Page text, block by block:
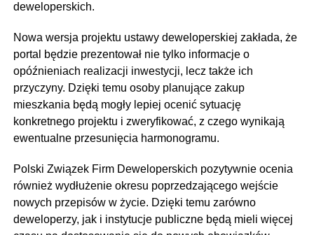
deweloperskich.
Nowa wersja projektu ustawy deweloperskiej zakłada, że
portal będzie prezentował nie tylko informacje o
opóźnieniach realizacji inwestycji, lecz także ich
przyczyny. Dzięki temu osoby planujące zakup
mieszkania będą mogły lepiej ocenić sytuację
konkretnego projektu i zweryfikować, z czego wynikają
ewentualne przesunięcia harmonogramu.
Polski Związek Firm Deweloperskich pozytywnie ocenia
również wydłużenie okresu poprzedzającego wejście
nowych przepisów w życie. Dzięki temu zarówno
deweloperzy, jak i instytucje publiczne będą mieli więcej